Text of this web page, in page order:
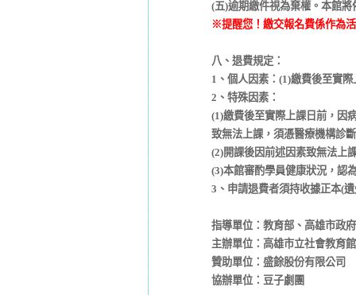
(五)逾期繳件視為棄權。本館
※提醒您！繳交報名費係作為
八、退費規定：
1、個人因素：(1)繳費後至實
2、特殊因素：
(1)繳費後至實際上課日前，因
致無法上課，須憑醫療機構診
(2)開課後因前述因素致無法上
(3)本館審酌學員健康狀況，認
3、申請退費者須持收據正本(
指導單位：教育部、高雄市政
主辦單位：高雄市立社會教育
贊助單位：盛餘股份有限公司
協辦單位：豆子劇團